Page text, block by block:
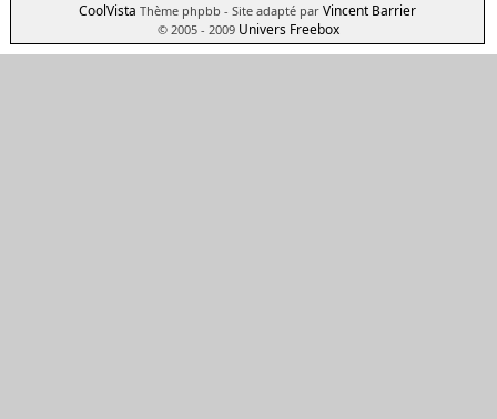
CoolVista Thème phpbb - Site adapté par Vincent Barrier
© 2005 - 2009 Univers Freebox